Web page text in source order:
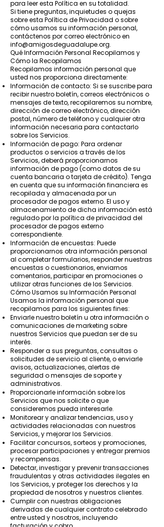
para leer esta Política en su totalidad.
Si tiene preguntas, inquietudes o quejas
sobre esta Política de Privacidad o sobre
cómo usamos su información personal,
contáctenos por correo electrónico en
info@amigosdeguadalupe.org.
Qué Información Personal Recopilamos y
Cómo la Recopilamos
Recopilamos información personal que
usted nos proporciona directamente:
Información de contacto: Si se suscribe para
recibir nuestro boletín, correos electrónicos o
mensajes de texto, recopilaremos su nombre,
dirección de correo electrónico, dirección
postal, número de teléfono y cualquier otra
información necesaria para contactarlo
sobre los Servicios.
Información de pago: Para ordenar
productos o servicios a través de los
Servicios, deberá proporcionarnos
información de pago (como datos de su
cuenta bancaria o tarjeta de crédito). Tenga
en cuenta que su información financiera es
recopilada y almacenada por un
procesador de pagos externo. El uso y
almacenamiento de dicha información está
regulado por la política de privacidad del
procesador de pagos externo
correspondiente.
Información de encuestas: Puede
proporcionarnos otra información personal
al completar formularios, responder nuestras
encuestas o cuestionarios, enviarnos
comentarios, participar en promociones o
utilizar otras funciones de los Servicios.
Cómo Usamos su Información Personal
Usamos la información personal que
recopilamos para los siguientes fines:
Enviarle nuestro boletín u otra información o
comunicaciones de marketing sobre
nuestros Servicios que puedan ser de su
interés.
Responder a sus preguntas, consultas o
solicitudes de servicio al cliente, o enviarle
avisos, actualizaciones, alertas de
seguridad o mensajes de soporte y
administrativos.
Proporcionarle información sobre los
Servicios que nos solicite o que
consideremos pueda interesarle.
Monitorear y analizar tendencias, uso y
actividades relacionadas con nuestros
Servicios, y mejorar los Servicios.
Facilitar concursos, sorteos y promociones,
procesar participaciones y entregar premios
y recompensas.
Detectar, investigar y prevenir transacciones
fraudulentas y otras actividades ilegales en
los Servicios, y proteger los derechos y la
propiedad de nosotros y nuestros clientes.
Cumplir con nuestras obligaciones
derivadas de cualquier contrato celebrado
entre usted y nosotros, incluyendo